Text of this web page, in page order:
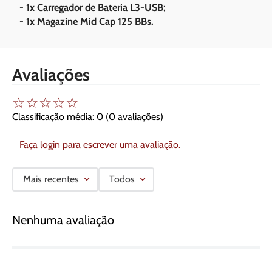
- 1x Carregador de Bateria L3-USB;
- 1x Magazine Mid Cap 125 BBs.
Avaliações
☆☆☆☆☆
Classificação média: 0 (0 avaliações)
Faça login para escrever uma avaliação.
Mais recentes Todos
Nenhuma avaliação